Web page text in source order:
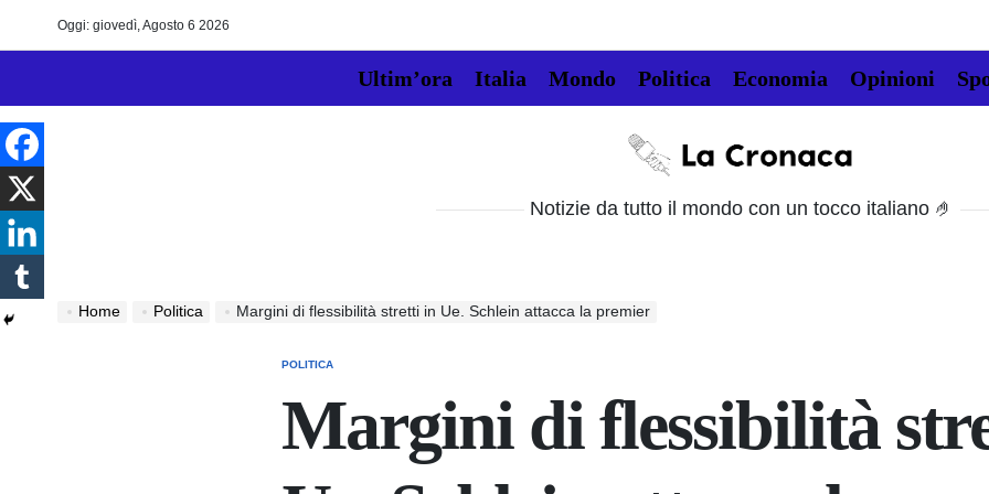
Oggi: giovedì, Agosto 6 2026
Ultim’ora Italia Mondo Politica Economia Opinioni
La
Notizie da tutto il mondo con un tocco italiano 🤌
Home Politica Margini di flessibilità stretti in Ue. Schlein attacca la premier
POSTED
POLITICA
Margini di flessibilità